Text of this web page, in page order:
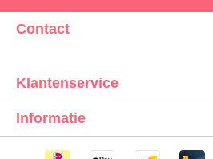
Contact
Klantenservice
Informatie